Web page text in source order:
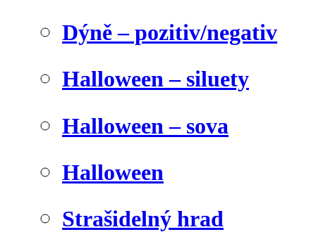
Dýně – pozitiv/negativ
Halloween – siluety
Halloween – sova
Halloween
Strašidelný hrad